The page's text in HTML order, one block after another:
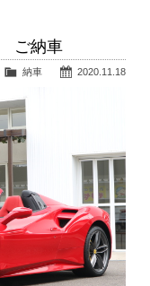
ご納車
2020.11.18
納車